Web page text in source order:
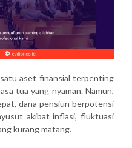
aset finansial terpenting
tua yang nyaman. Namun,
dana pensiun berpotensi
akibat inflasi, fluktuasi
kurang matang.